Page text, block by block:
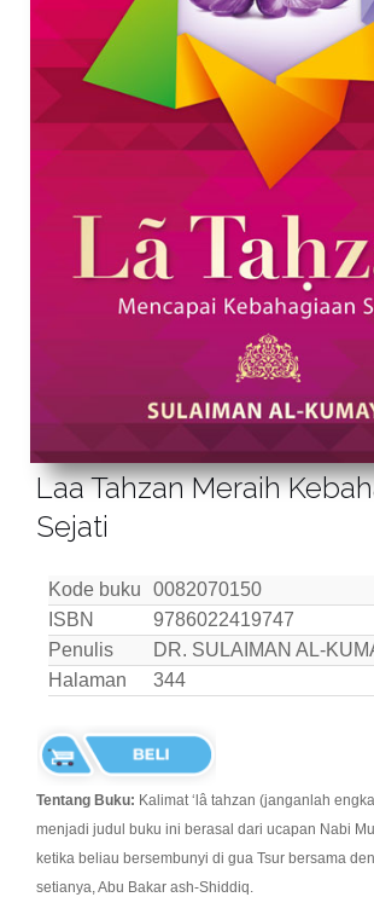
Laa Tahzan Meraih
Sejati
Kode buku
0082070150
ISBN
9786022419747
Penulis
DR. SULAIMAN AL-
Halaman
344
Tentang Buku: Kalimat ‘lâ tahzan (janganlah
menjadi judul buku ini berasal dari ucapan Nabi
ketika beliau bersembunyi di gua Tsur bersama
setianya, Abu Bakar ash-Shiddiq.